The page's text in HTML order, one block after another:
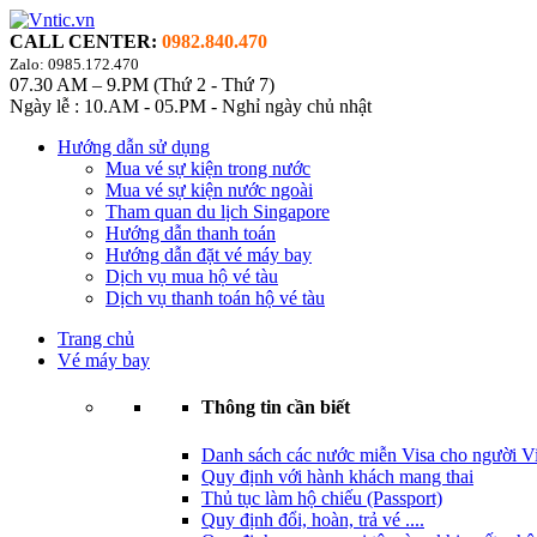
CALL CENTER: 0982.840.470
Zalo: 0985.172.470
07.30 AM – 9.PM (Thứ 2 - Thứ 7)
Ngày lễ : 10.AM - 05.PM - Nghỉ ngày chủ nhật
Hướng dẫn sử dụng
Mua vé sự kiện trong nước
Mua vé sự kiện nước ngoài
Tham quan du lịch Singapore
Hướng dẫn thanh toán
Hướng dẫn đặt vé máy bay
Dịch vụ mua hộ vé tàu
Dịch vụ thanh toán hộ vé tàu
Trang chủ
Vé máy bay
Thông tin cần biết
Danh sách các nước miễn Visa cho người
Quy định với hành khách mang thai
Thủ tục làm hộ chiếu (Passport)
Quy định đổi, hoàn, trả vé ....